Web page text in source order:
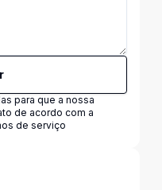
para que a nossa
de acordo com a
de serviço